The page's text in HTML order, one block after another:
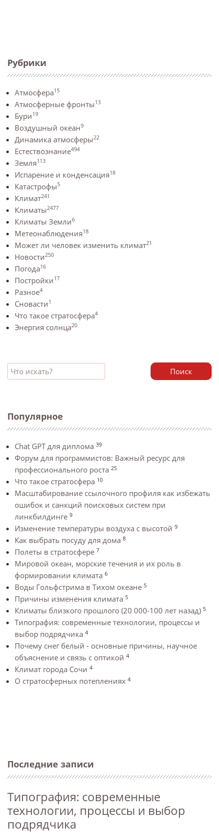
Рубрики
Атмосфера15
Атмосферные фронты13
Бури19
Воздушный океан9
Динамика атмосферы22
Естествознание494
Земля113
Испарение и конденсация18
Катастрофы5
Климат241
Климаты2477
Климаты Земли6
Метеонаблюдения18
Может ли человек изменить климат21
Новости250
Погода16
Постройки17
Разное4
Сновасти1
Что такое стратосфера4
Энергия солнца20
Поиск
Популярное
Chat GPT для диплома 39
Форум для программистов: Важный ресурс для
профессионального роста 25
Что такое стратосфера 10
Масштабирование ссылочного профиля как избежать
ошибок и санкций поисковых систем при
линкбилдинге 9
Изменение температуры воздуха с высотой 9
Как выбрать посуду для дома 8
Полеты в стратосфере 7
Мировой океан, морские течения и их роль в
формировании климата 6
Воды Гольфстрима в Тихом океане 5
Причины изменения климата 5
Климаты близкого прошлого (20 000-100 лет назад) 5
Типография: современные технологии, процессы и
выбор подрядчика 4
Почему снег белый - основные причины, научное
объяснение и связь с оптикой 4
Климат города Сочи 4
О стратосферных потеплениях 4
Последние записи
Типография: современные
технологии, процессы и выбор
подрядчика